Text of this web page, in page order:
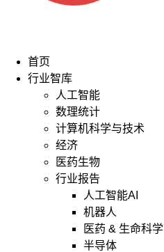
首页
行业智库
人工智能
数理统计
计算机科学与技术
经济
医药生物
行业报告
人工智能AI
机器人
医药 & 生命科学
半导体